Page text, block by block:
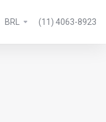
BRL (11) 4063-8923